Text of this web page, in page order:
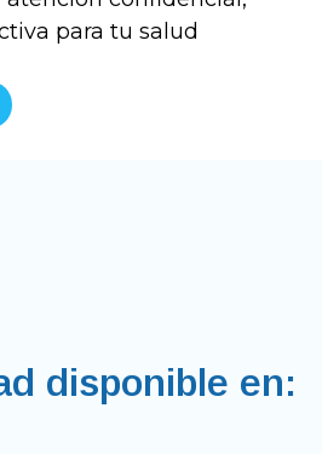
para tu salud
disponible en: